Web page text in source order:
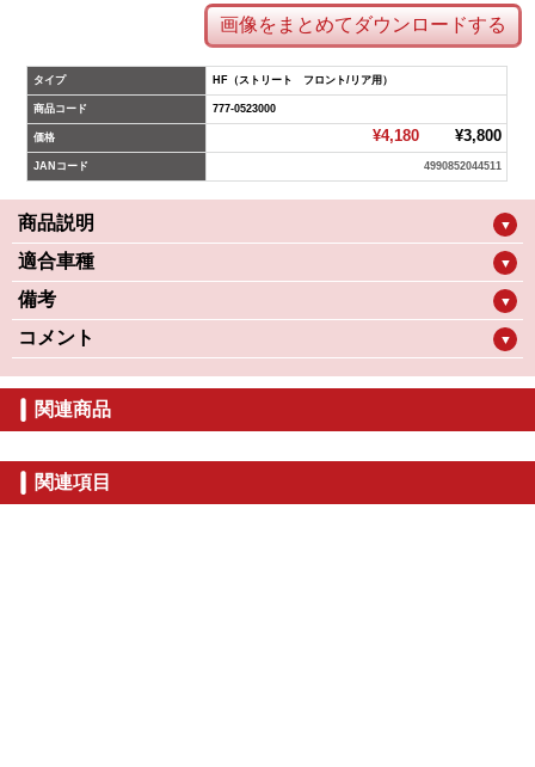
画像をまとめてダウンロードする
タイプ HF（ストリート フロント/リア用）
商品コード 777-0523000
価格 ¥4,180¥3,800
JANコード 4990852044511
商品説明 ▼
適合車種 ▼
備考 ▼
コメント ▼
関連商品
関連項目